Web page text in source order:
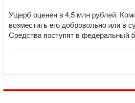
Ущерб оценен в 4,5 млн рублей.
возместить его добровольно или в
Средства поступят в федеральный